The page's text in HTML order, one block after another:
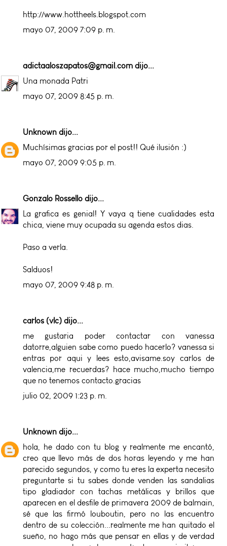
http://www.hottheels.blogspot.com
mayo 07, 2009 7:09 p. m.
adictaaloszapatos@gmail.com dijo...
Una monada Patri
mayo 07, 2009 8:45 p. m.
Unknown dijo...
Muchísimas gracias por el post!! Qué ilusión :)
mayo 07, 2009 9:05 p. m.
Gonzalo Rossello dijo...
La grafica es genial! Y vaya q tiene cualidades esta
chica, viene muy ocupada su agenda estos dias.
Paso a verla.
Salduos!
mayo 07, 2009 9:48 p. m.
carlos (vlc) dijo...
me gustaria poder contactar con vanessa
datorre,alguien sabe como puedo hacerlo? vanessa si
entras por aqui y lees esto,avisame.soy carlos de
valencia,me recuerdas? hace mucho,mucho tiempo
que no tenemos contacto.gracias
julio 02, 2009 1:23 p. m.
Unknown dijo...
hola, he dado con tu blog y realmente me encantó,
creo que llevo más de dos horas leyendo y me han
parecido segundos, y como tu eres la experta necesito
preguntarte si tu sabes donde venden las sandalias
tipo gladiador con tachas metálicas y brillos que
aparecen en el desfile de primavera 2009 de balmain,
sé que las firmó louboutin, pero no las encuentro
dentro de su colección...realmente me han quitado el
sueño, no hago más que pensar en ellas y de verdad